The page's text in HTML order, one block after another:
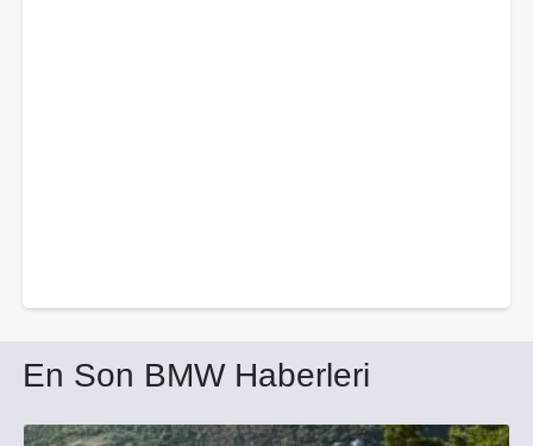
En Son BMW Haberleri